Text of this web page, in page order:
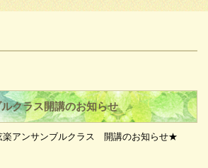
クラス開講のお知らせ
アンサンブルクラス 開講のお知らせ★